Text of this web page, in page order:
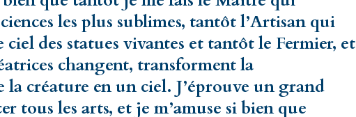
les plus sublimes, tantôt l’Artisan qui
ciel des statues vivantes et tantôt le Fermier, et
changent, transforment la
la créature en un ciel. J’éprouve un grand
tous les arts, et je m’amuse si bien que